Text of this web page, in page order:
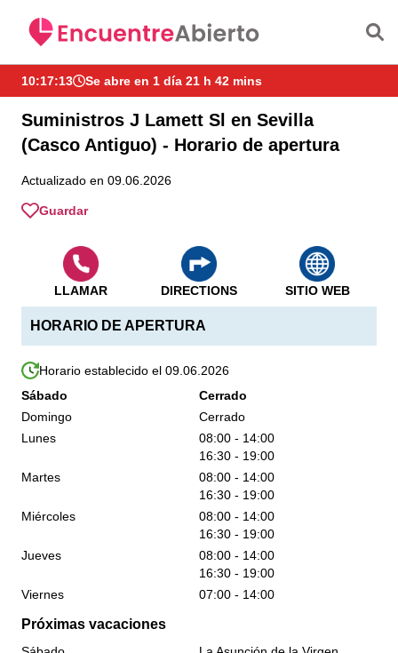
10:17:14 Se abre en 1 día 21 h 42 mins
Suministros J Lamett Sl en Sevilla
(Casco Antiguo) - Horario de apertura
Actualizado en 09.06.2026
Guardar
HORARIO DE APERTURA
Horario establecido el 09.06.2026
Sábado
Cerrado
Domingo
Cerrado
Lunes
08:00 - 14:00
16:30 - 19:00
Martes
08:00 - 14:00
16:30 - 19:00
Miércoles
08:00 - 14:00
16:30 - 19:00
Jueves
08:00 - 14:00
16:30 - 19:00
Viernes
07:00 - 14:00
Próximas vacaciones
LLAMAR DIRECTIONS SITIO WEB